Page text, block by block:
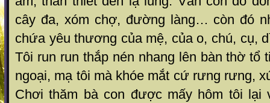
cây đa, xóm chợ, đường làng… còn đó
chứa yêu thương của mệ, của o, chú, cụ,
Tôi run run thắp nén nhang lên bàn thờ tổ
ngoại, mạ tôi mà khóe mắt cứ rưng rưng,
Chơi thăm bà con được mấy hôm tôi lại